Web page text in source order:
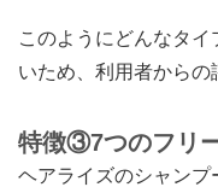
このようにどんなタ
いため、利用者からの
特徴③7つのフリ
ヘアライズのシャン